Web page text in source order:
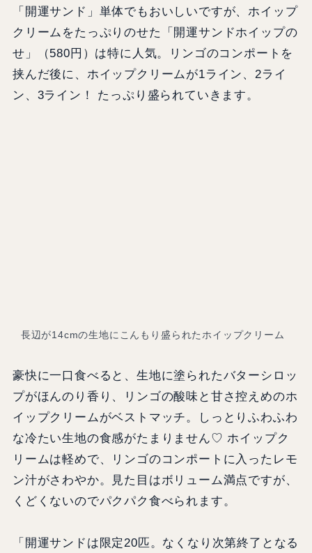
「開運サンド」単体でもおいしいですが、ホイップ
クリームをたっぷりのせた「開運サンドホイップの
せ」（580円）は特に人気。リンゴのコンポートを
挟んだ後に、ホイップクリームが1ライン、2ライ
ン、3ライン！ たっぷり盛られていきます。
長辺が14cmの生地にこんもり盛られたホイップクリーム
豪快に一口食べると、生地に塗られたバターシロッ
プがほんのり香り、リンゴの酸味と甘さ控えめのホ
イップクリームがベストマッチ。しっとりふわふわ
な冷たい生地の食感がたまりません♡ ホイップク
リームは軽めで、リンゴのコンポートに入ったレモ
ン汁がさわやか。見た目はボリューム満点ですが、
くどくないのでパクパク食べられます。
「開運サンドは限定20匹。なくなり次第終了となる